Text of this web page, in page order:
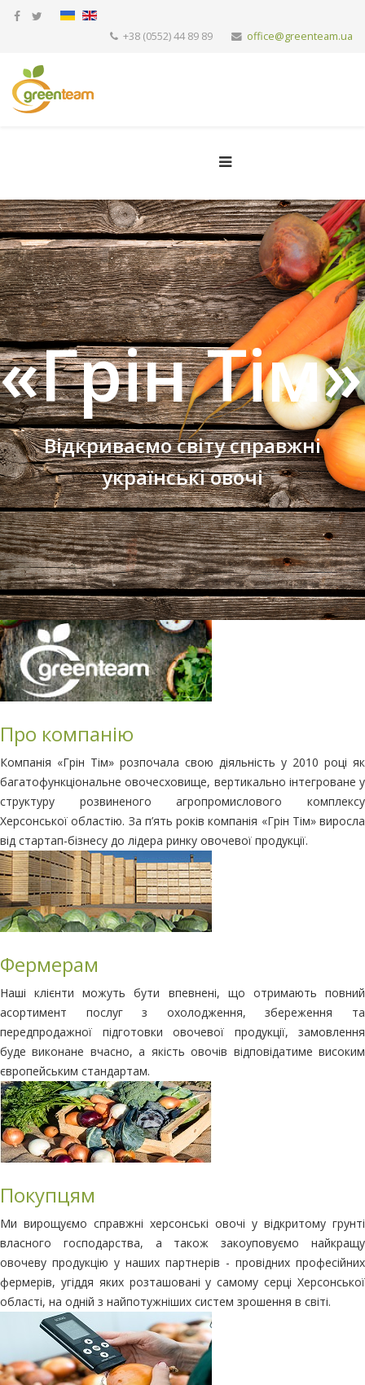
+38 (0552) 44 89 89 office@greenteam.ua
«Грін Тім»
Відкриваємо світу справжні
українські овочі
Про компанію
Компанія «Грін Тім» розпочала свою діяльність у 2010 році як
багатофункціональне овочесховище, вертикально інтегроване у
структуру розвиненого агропромислового комплексу
Херсонської областію. За п’ять років компанія «Грін Тім» виросла
від стартап-бізнесу до лідера ринку овочевої продукції.
Фермерам
Наші клієнти можуть бути впевнені, що отримають повний
асортимент послуг з охолодження, збереження та
передпродажної підготовки овочевої продукції, замовлення
буде виконане вчасно, а якість овочів відповідатиме високим
європейським стандартам.
Покупцям
Ми вирощуємо справжні херсонські овочі у відкритому грунті
власного господарства, а також закоуповуємо найкращу
овочеву продукцію у наших партнерів - провідних професійних
фермерів, угіддя яких розташовані у самому серці Херсонської
області, на одній з найпотужніших систем зрошення в світі.